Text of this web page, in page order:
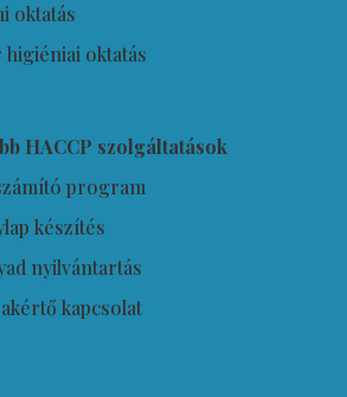
oktatás
higiéniai oktatás
HACCP szolgáltatások
program
készítés
nyilvántartás
kapcsolat